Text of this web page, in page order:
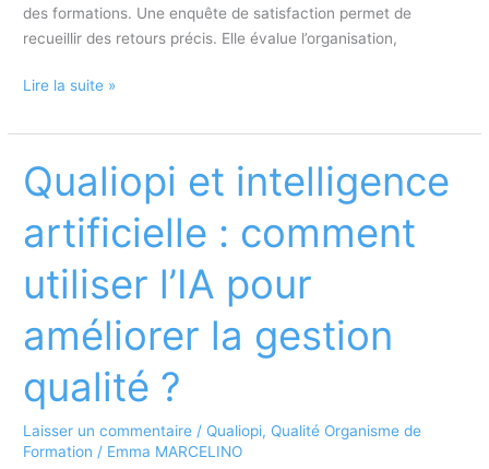
des formations. Une enquête de satisfaction permet de
recueillir des retours précis. Elle évalue l’organisation,
Comment
une
de
pour
formateurs
à
?
Lire la suite »
Qualiopi et intelligence
artificielle : comment
utiliser l’IA pour
améliorer la gestion
qualité ?
Laisser un commentaire / Qualiopi, Qualité Organisme de
Formation / Emma MARCELINO